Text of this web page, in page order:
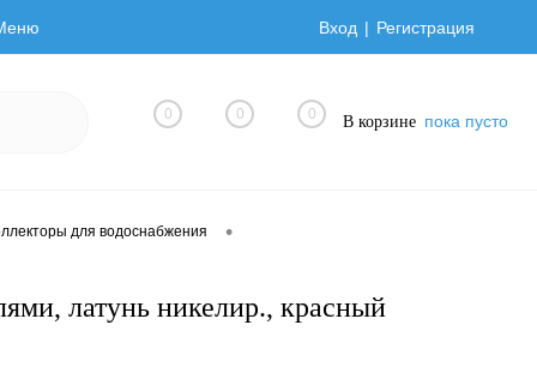
Вход Регистрация
0 0 0 В корзине пока пусто
для водоснабжения •
латунь никелир., красный